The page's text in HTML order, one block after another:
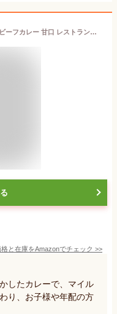
ハウス カリー厨房 すりおろし野菜のビーフカレー 甘口 レストラン用 200g×10個
格と在庫をAmazonでチェック >>
したカレーで、マイル
り、お子様や年配の方